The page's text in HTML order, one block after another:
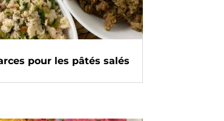
pour les pâtés salés